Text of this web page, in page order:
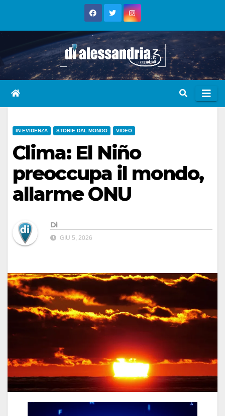
IN EVIDENZA STORIE DAL MONDO VIDEO
Clima: El Niño
preoccupa il mondo,
allarme ONU
Di
GIU 5, 2026